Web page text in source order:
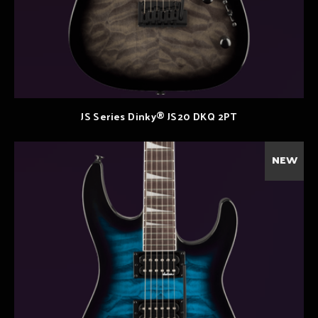
JS Series Dinky® JS20 DKQ 2PT
NEW